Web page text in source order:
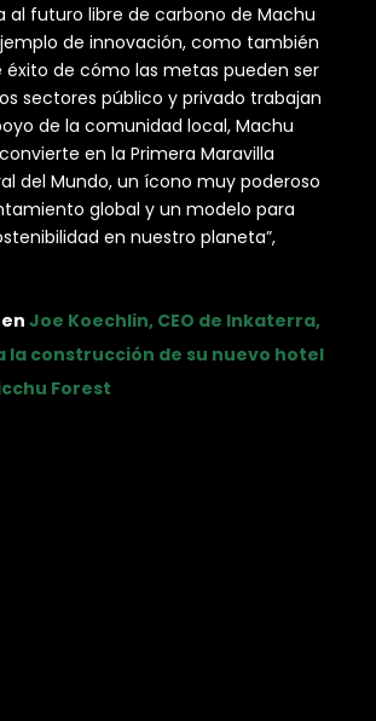
futuro libre de carbono de Machu
de innovación, como también
éxito de cómo las metas pueden ser
sectores público y privado trabajan
de la comunidad local, Machu
en la Primera Maravilla
del Mundo, un ícono muy poderoso
global y un modelo para
en nuestro planeta”,
Joe Koechlin, CEO de Inkaterra,
la construcción de su nuevo hotel
Forest